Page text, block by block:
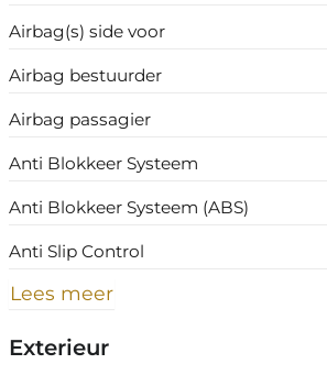
Airbag(s) side voor
Airbag bestuurder
Airbag passagier
Anti Blokkeer Systeem
Anti Blokkeer Systeem (ABS)
Anti Slip Control
Lees meer
Exterieur